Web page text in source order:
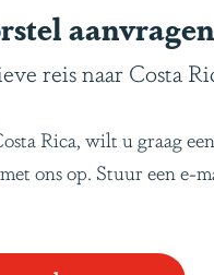
aanvragen
reis naar Costa
Rica, wilt u graag
ons op. Stuur een e-